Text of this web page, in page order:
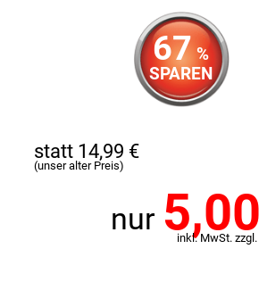
67 %
SPAREN
statt 14,99 €
(unser alter Preis)
nur 5,00
inkl. MwSt.